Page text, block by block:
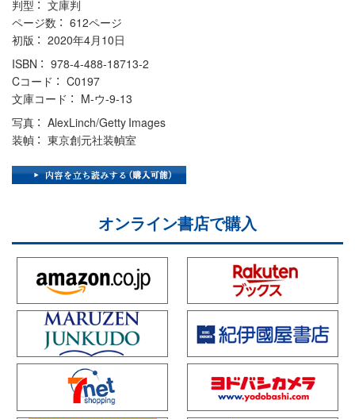
判型
文庫判
ページ数
612ページ
初版
2020年4月10日
ISBN
978-4-488-18713-2
Cコード
C0197
文庫コード
M-ウ-9-13
写真
AlexLinch/Getty Images
装幀
東京創元社装幀室
オンライン書店で購入